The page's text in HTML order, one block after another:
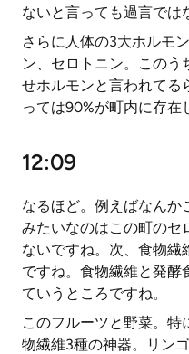
ないと言っても過言では
さらに人体の3大ホルモ
ン、セロトニン。この
せホルモンと言われてる
っては90%が町内に存在
12:09
なるほど。例えばなんか
みたいなのはこの町のセ
ないですね。次、食物繊
ですね。食物繊維と発酵
ていうところですね。
このフルーツと野菜。特
物繊維3種の神器。リン